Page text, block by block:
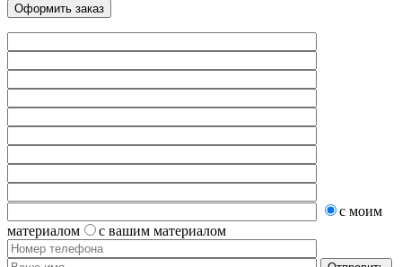
Оформить заказ
с моим
материалом
с вашим материалом